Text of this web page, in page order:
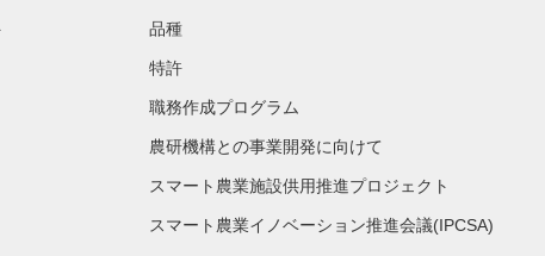
品種
特許
職務作成プログラム
農研機構との事業開発に向けて
スマート農業施設供用推進プロジェクト
スマート農業イノベーション推進会議(IPCSA)